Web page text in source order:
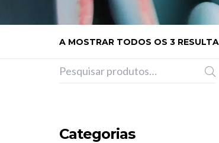
A MOSTRAR TODOS OS 3
Categorias